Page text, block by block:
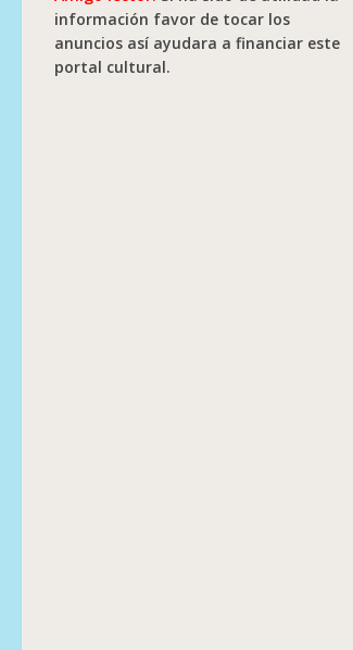
información favor de tocar los
anuncios así ayudara a financiar este
portal cultural.